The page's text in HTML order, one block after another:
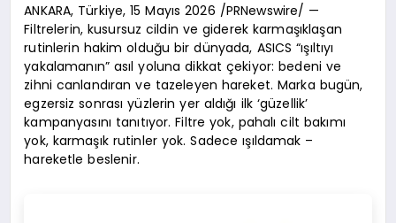
ANKARA, Türkiye, 15 Mayıs 2026 /PRNewswire/ —
Filtrelerin, kusursuz cildin ve giderek karmaşıklaşan
rutinlerin hakim olduğu bir dünyada, ASICS “ışıltıyı
yakalamanın” asıl yoluna dikkat çekiyor: bedeni ve
zihni canlandıran ve tazeleyen hareket. Marka bugün,
egzersiz sonrası yüzlerin yer aldığı ilk ‘güzellik’
kampanyasını tanıtıyor. Filtre yok, pahalı cilt bakımı
yok, karmaşık rutinler yok. Sadece ışıldamak –
hareketle beslenir.